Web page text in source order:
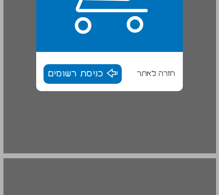
חזרה לאתר כניסת רשומים
על הספר ... 21